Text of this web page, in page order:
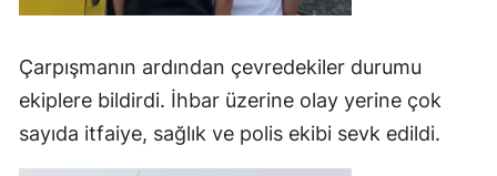
Çarpışmanın ardından çevredekiler durumu
ekiplere bildirdi. İhbar üzerine olay yerine çok
sayıda itfaiye, sağlık ve polis ekibi sevk edildi.